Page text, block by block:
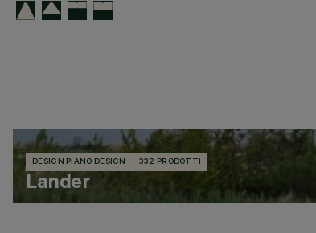
DESIGN PIANO DESIGN 332 PRODOTTI
Lander